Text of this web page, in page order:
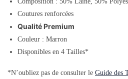
Coutures renforcées
Qualité Premium
Couleur : Marron
Disponibles en 4 Tailles*
*N’oubliez pas de consulter le Guide des